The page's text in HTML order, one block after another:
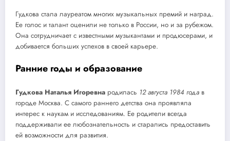
Гудкова стала лауреатом многих музыкальных премий и наград.
Ее голос и талант оценили не только в России, но и за рубежом.
Она сотрудничает с известными музыкантами и продюсерами, и
добивается больших успехов в своей карьере.
Ранние годы и образование
Гудкова Наталья Игоревна родилась 12 августа 1984 года в
городе Москва. С самого раннего детства она проявляла
интерес к наукам и исследованиям. Ее родители всегда
поддерживали ее любознательность и старались предоставить
ей возможности для развития.